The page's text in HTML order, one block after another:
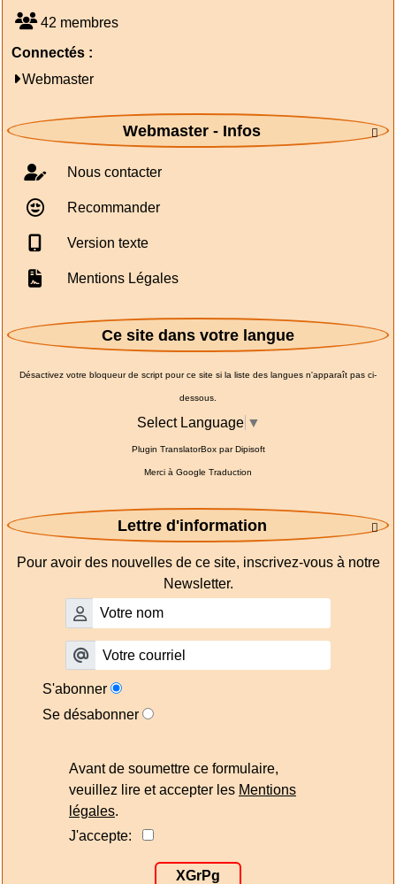
42 membres
Connectés :
Webmaster

Webmaster - Infos
Nous contacter
Recommander
Version texte
Mentions Légales
Ce site dans votre langue
Désactivez votre bloqueur de script pour ce site si la liste des langues n'apparaît pas ci-
dessous.
Select Language ▼
Plugin TranslatorBox parDipisoft
Merci à Google Traduction

Lettre d'information
Pour avoir des nouvelles de ce site, inscrivez-vous à notre
Newsletter.
S'abonner
Se désabonner
Avant de soumettre ce formulaire,
veuillez lire et accepter les Mentions
légales.
J'accepte:
XGrPg